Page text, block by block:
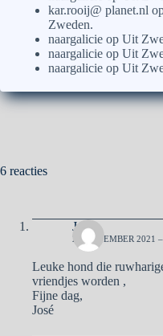
kar.rooij@ planet.nl
Zweden.
naargalicie op Uit
naargalicie op Uit
naargalicie op Uit
6 reacties
José
25 NOVEMBER 2021
Leuke hond die
vriendjes worden ,
Fijne dag,
José